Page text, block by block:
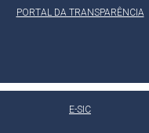
PORTAL DA TRANSPARÊNCIA
E-SIC